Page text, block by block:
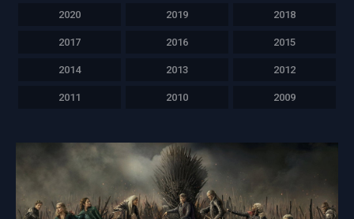
2020 2019 2018
2017 2016 2015
2014 2013 2012
2011 2010 2009